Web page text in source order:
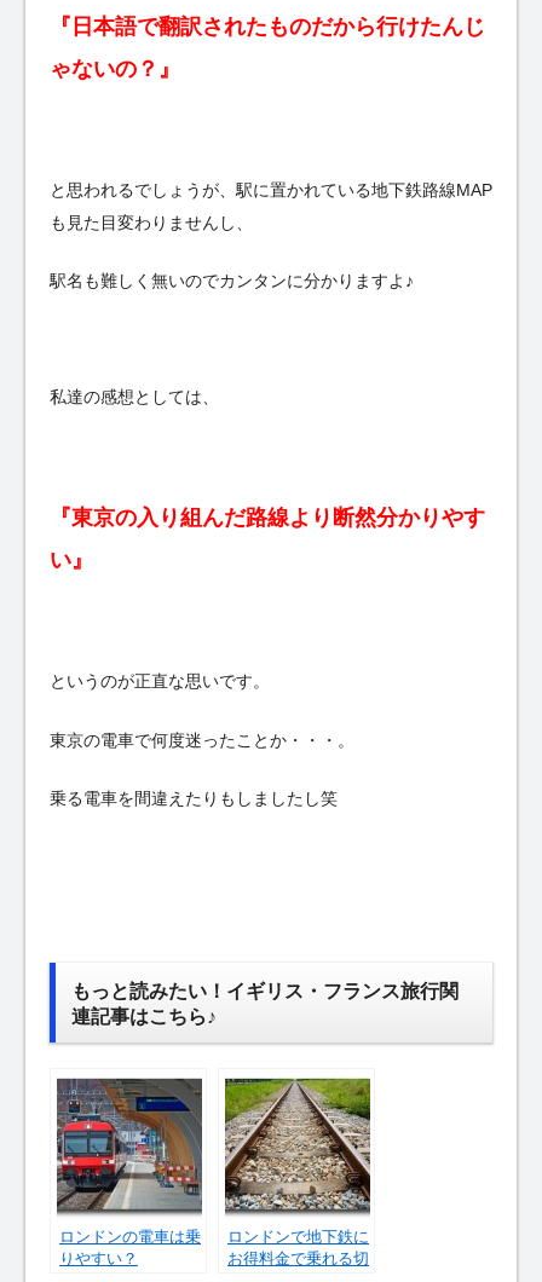
『日本語で翻訳されたものだから行けたんじ
ゃないの？』
と思われるでしょうが、駅に置かれている地下鉄路線MAP
も見た目変わりませんし、
駅名も難しく無いのでカンタンに分かりますよ♪
私達の感想としては、
『東京の入り組んだ路線より断然分かりやす
い』
というのが正直な思いです。
東京の電車で何度迷ったことか・・・。
乗る電車を間違えたりもしましたし笑
もっと読みたい！イギリス・フランス旅行関
連記事はこちら♪
ロンドンの電車は乗
りやすい？
ロンドンで地下鉄に
お得料金で乗れる切